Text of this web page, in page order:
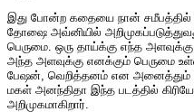
இது போன்ற கதையை நான் சமீபத்​தில்
தோஷை அவ்​னி​யில்
பெரு​மை. ஒரு தாய்க்கு எந்த
அந்த அளவுக்கு எனக்​கும் பெருமை
பேஷன், வெறித்​தனம் என அனைத்​தும்
மகள் அனந்​திதா இந்த படத்​தில்
அறி​முக​மாகிறார்.